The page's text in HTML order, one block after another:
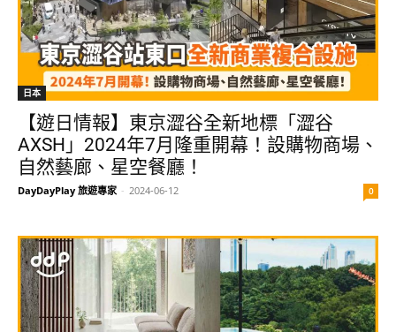
日本
【遊日情報】東京澀谷全新地標「澀谷
AXSH」2024年7月隆重開幕！設購物商場、
自然藝廊、星空餐廳！
DayDayPlay 旅遊專家 - 2024-06-12 0